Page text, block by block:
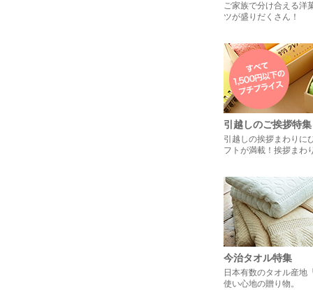
ご家族で分け合える洋
ツが盛りだくさん！
引越しのご挨拶特集
引越しの挨拶まわりに
フトが満載！挨拶まわ
今治タオル特集
日本有数のタオル産地
使い心地の贈り物。